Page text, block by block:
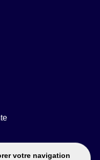
votre navigation